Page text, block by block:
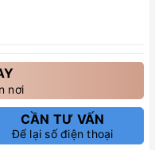
nơi
CẦN TƯ VẤN
Để lại số điện thoại